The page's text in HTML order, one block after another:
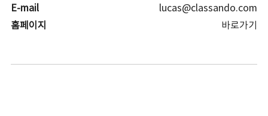
E-mail
lucas@classando.com
홈페이지
바로가기